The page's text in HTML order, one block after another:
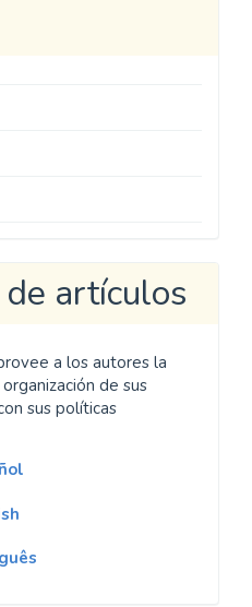
artículos
a los autores la
de sus
sus políticas